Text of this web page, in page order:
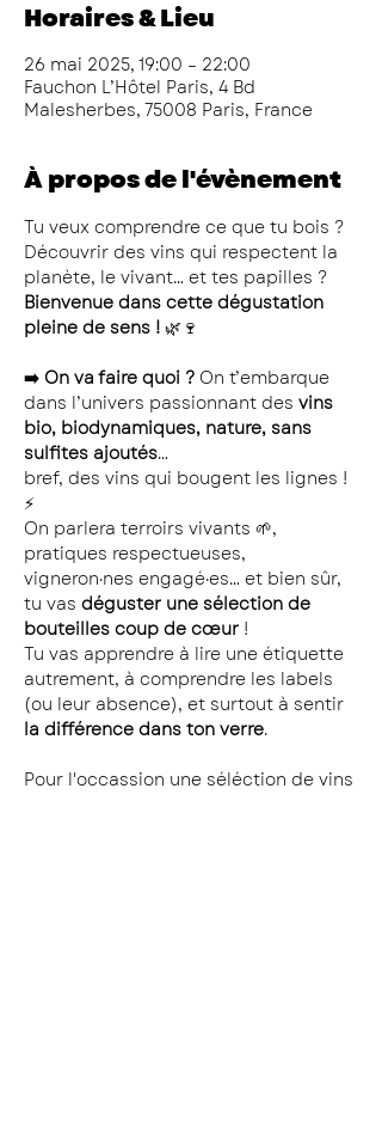
Horaires & Lieu
26 mai 2025, 19:00 – 22:00
Fauchon L’Hôtel Paris, 4 Bd
Malesherbes, 75008 Paris, France
À propos de l'évènement
Tu veux comprendre ce que tu bois ?
Découvrir des vins qui respectent la
planète, le vivant… et tes papilles ?
Bienvenue dans cette dégustation
pleine de sens ! 🌿🍷
➡️ On va faire quoi ? On t’embarque
dans l’univers passionnant des vins
bio, biodynamiques, nature, sans
sulfites ajoutés…
bref, des vins qui bougent les lignes !
⚡
On parlera terroirs vivants 🌱,
pratiques respectueuses,
vigneron·nes engagé·es… et bien sûr,
tu vas déguster une sélection de
bouteilles coup de cœur !
Tu vas apprendre à lire une étiquette
autrement, à comprendre les labels
(ou leur absence), et surtout à sentir
la différence dans ton verre.
Pour l'occassion une séléction de vins